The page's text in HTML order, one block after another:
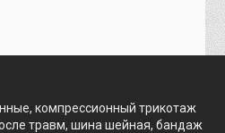
компрессионный трикотаж
травм, шина шейная, бандаж